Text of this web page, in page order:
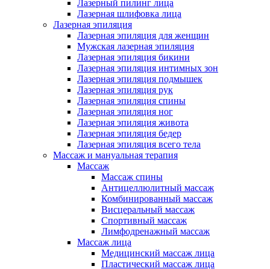
Лазерный пилинг лица
Лазерная шлифовка лица
Лазерная эпиляция
Лазерная эпиляция для женщин
Мужская лазерная эпиляция
Лазерная эпиляция бикини
Лазерная эпиляция интимных зон
Лазерная эпиляция подмышек
Лазерная эпиляция рук
Лазерная эпиляция спины
Лазерная эпиляция ног
Лазерная эпиляция живота
Лазерная эпиляция бедер
Лазерная эпиляция всего тела
Массаж и мануальная терапия
Массаж
Массаж спины
Антицеллюлитный массаж
Комбинированный массаж
Висцеральный массаж
Спортивный массаж
Лимфодренажный массаж
Массаж лица
Медицинский массаж лица
Пластический массаж лица